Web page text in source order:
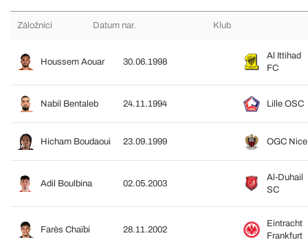
Záložníci Datum nar. Klub
Houssem Aouar 30.06.1998
Al Ittihad
FC
Nabil Bentaleb 24.11.1994 Lille OSC
Hicham Boudaoui 23.09.1999 OGC Nice
Adil Boulbina 02.05.2003
Al-Duhail
SC
Farès Chaïbi 28.11.2002
Eintracht
Frankfurt